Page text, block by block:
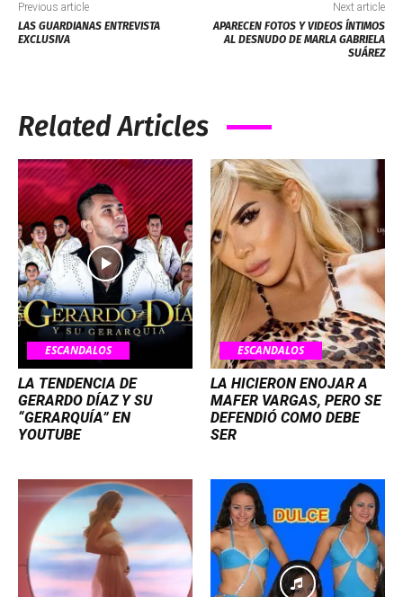
Previous article
LAS GUARDIANAS ENTREVISTA
EXCLUSIVA
Next article
APARECEN FOTOS Y VIDEOS ÍNTIMOS
AL DESNUDO DE MARLA GABRIELA
SUÁREZ
Related Articles
ESCANDALOS
LA TENDENCIA DE
GERARDO DÍAZ Y SU
“GERARQUÍA” EN
YOUTUBE
ESCANDALOS
LA HICIERON ENOJAR A
MAFER VARGAS, PERO SE
DEFENDIÓ COMO DEBE
SER